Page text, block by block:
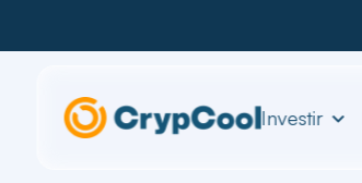
Investir